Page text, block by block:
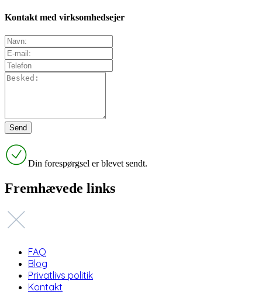
Kontakt med virksomhedsejer
Din forespørgsel er blevet sendt.
Fremhævede links
FAQ
Blog
Privatlivs politik
Kontakt